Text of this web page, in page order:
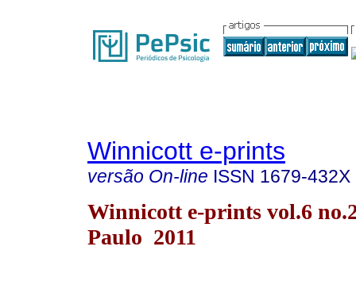
Winnicott e-prints
versão On-line ISSN 1679-432X
Winnicott e-prints vol.6
Paulo 2011